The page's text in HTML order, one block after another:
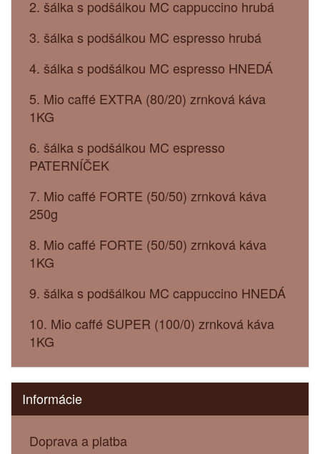
2. šálka s podšálkou MC cappuccino hrubá
3. šálka s podšálkou MC espresso hrubá
4. šálka s podšálkou MC espresso HNEDÁ
5. Mio caffé EXTRA (80/20) zrnková káva
1KG
6. šálka s podšálkou MC espresso
PATERNÍČEK
7. Mio caffé FORTE (50/50) zrnková káva
250g
8. Mio caffé FORTE (50/50) zrnková káva
1KG
9. šálka s podšálkou MC cappuccino HNEDÁ
10. Mio caffé SUPER (100/0) zrnková káva
1KG
Informácie
Doprava a platba